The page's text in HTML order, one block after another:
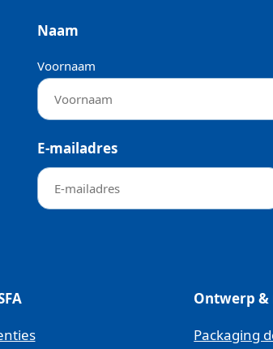
Referenties
Nieuws
Lees ons recente nieuws
Werken bij SFA Packaging
De meest gestelde vragen
Naam
Voornaam
E-mailadres
Ontwerp
Packaging